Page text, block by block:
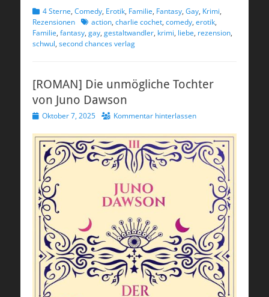
Kategorien
4 Sterne, Comedy, Erotik, Familie, Fantasy, Gay, Krimi,
Rezensionen Schlagworte
action, charlie cochet, comedy, erotik,
Familie, fantasy, gay, gestaltwandler, krimi, liebe, rezension,
schwul, second chances verlag
[ROMAN] Die unmögliche Tochter
von Juno Dawson
Veröffentlicht
Oktober 7, 2025 Kommentar hinterlassen